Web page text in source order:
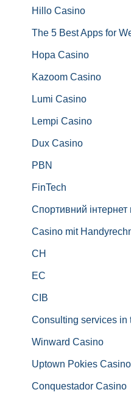
Hillo Casino
The 5 Best Apps for
Hopa Casino
Kazoom Casino
Lumi Casino
Lempi Casino
Dux Casino
PBN
FinTech
Спортивний інтернет
Casino mit
CH
EC
CIB
Consulting services in
Winward Casino
Uptown Pokies Casino
Conquestador Casino